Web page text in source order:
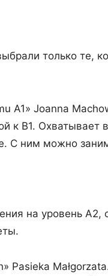
только те,
A1» Joanna
к B1.
С ним можно
на уровень A2,
Pasieka